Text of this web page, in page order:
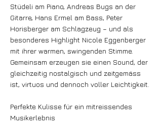
Stüdeli am Piano, Andreas Bugs an der
Gitarre, Hans Ermel am Bass, Peter
Horisberger am Schlagzeug – und als
besonderes Highlight Nicole Eggenberger
mit ihrer warmen, swingenden Stimme.
Gemeinsam erzeugen sie einen Sound, der
gleichzeitig nostalgisch und zeitgemäss
ist, virtuos und dennoch voller Leichtigkeit.
Perfekte Kulisse für ein mitreissendes
Musikerlebnis